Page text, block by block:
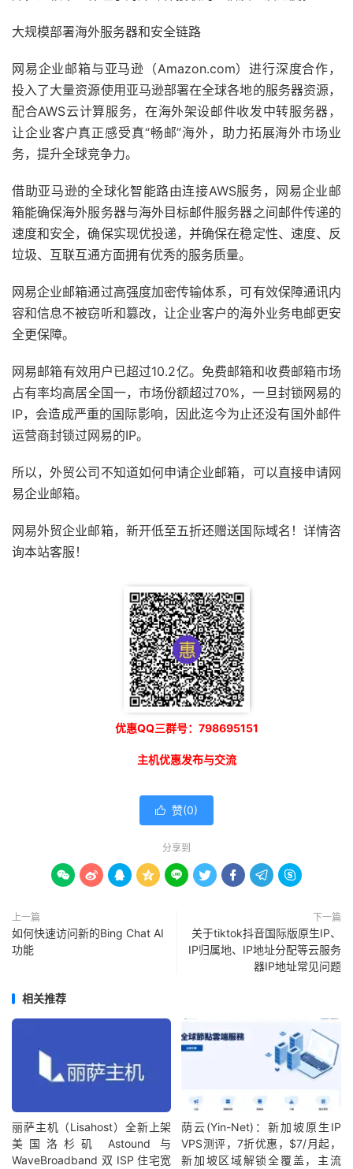
大规模部署海外服务器和安全链路
网易企业邮箱与亚马逊（Amazon.com）进行深度合作，
投入了大量资源使用亚马逊部署在全球各地的服务器资源，
配合AWS云计算服务，在海外架设邮件收发中转服务器，
让企业客户真正感受真“畅邮”海外，助力拓展海外市场业
务，提升全球竞争力。
借助亚马逊的全球化智能路由连接AWS服务，网易企业邮
箱能确保海外服务器与海外目标邮件服务器之间邮件传递的
速度和安全，确保实现优投递，并确保在稳定性、速度、反
垃圾、互联互通方面拥有优秀的服务质量。
网易企业邮箱通过高强度加密传输体系，可有效保障通讯内
容和信息不被窃听和篡改，让企业客户的海外业务电邮更安
全更保障。
网易邮箱有效用户已超过10.2亿。免费邮箱和收费邮箱市场
占有率均高居全国一，市场份额超过70%，一旦封锁网易的
IP，会造成严重的国际影响，因此迄今为止还没有国外邮件
运营商封锁过网易的IP。
所以，外贸公司不知道如何申请企业邮箱，可以直接申请网
易企业邮箱。
网易外贸企业邮箱，新开低至五折还赠送国际域名！详情咨
询本站客服！
优惠QQ三群号：798695151
主机优惠发布与交流
 赞(0)
分享到
        
上一篇
如何快速访问新的Bing Chat AI
功能
下一篇
关于tiktok抖音国际版原生IP、
IP归属地、IP地址分配等云服务
器IP地址常见问题
相关推荐
丽萨主机（Lisahost）全新上架
美国洛杉矶 Astound 与
WaveBroadband 双 ISP 住宅宽
荫云(Yin-Net)：新加坡原生IP
VPS测评，7折优惠，$7/月起，
新加坡区域解锁全覆盖，主流